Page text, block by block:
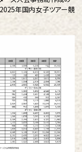
2025年国内女子ツアー競